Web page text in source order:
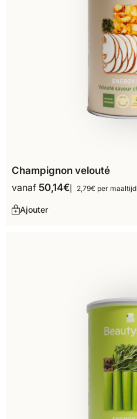
Champignon velouté
vanaf 50,14€ 2,79€ per maaltijd
Ajouter